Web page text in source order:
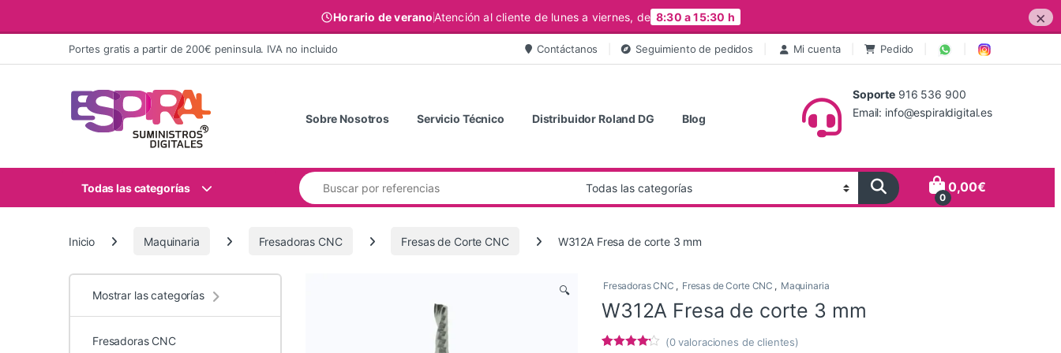
Horario de veranoAtención al cliente de lunes a viernes, de 8:30 a 15:30 h ×
Ir al contenidoPortes gratis a partir de 200€ peninsula. IVA no incluido Contáctanos Seguimiento de pedidos Mi cuenta Pedido
Sobre Nosotros Servicio Técnico Distribuidor Roland DG Blog
Soporte 916 536 900
Email: info@espiraldigital.es
Todas las categorías
Buscar:
0
0,00€
Inicio Maquinaria Fresadoras CNC Fresas de Corte CNC W312A Fresa de corte 3 mm
🔍 Fresadoras CNC , Fresas de Corte CNC , Maquinaria
W312A Fresa de corte 3 mm
(0valoraciones de clientes)
Mostrar las categorías
Fresadoras CNC